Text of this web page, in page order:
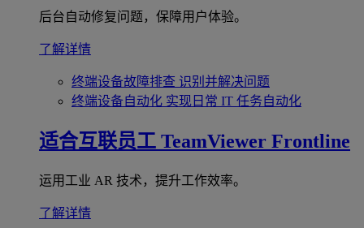
后台自动修复问题，保障用户体验。
了解详情
终端设备故障排查 识别并解决问题
终端设备自动化 实现日常 IT 任务自动化
适合互联员工 TeamViewer Frontline
运用工业 AR 技术，提升工作效率。
了解详情